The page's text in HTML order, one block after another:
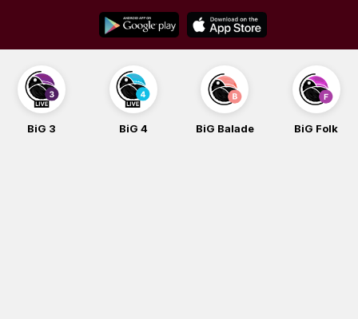
content
BiG 3 BiG 4 BiG Balade BiG Folk